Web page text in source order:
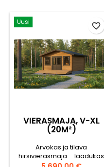
Uusi
VIERASMAJA, V-XL
(20M²)
Arvokas ja tilava
hirsivierasmaja – laadukas
pohjoisen punahonka kestää
favorite_border